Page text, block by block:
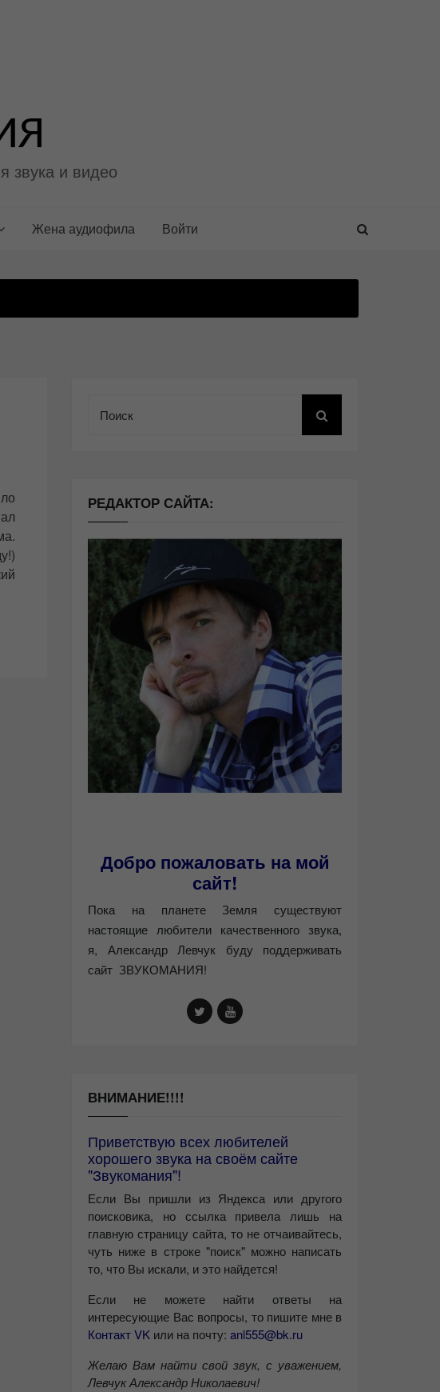
звука и видео
Жена аудиофила Войти
РЕДАКТОР САЙТА:
Добро пожаловать на мой
сайт!
Пока на планете Земля существуют
настоящие любители качественного звука,
я, Александр Левчук буду поддерживать
сайт ЗВУКОМАНИЯ!
ВНИМАНИЕ!!!!
Приветствую всех любителей
хорошего звука на своём сайте
"Звукомания"!
Если Вы пришли из Яндекса или другого
поисковика, но ссылка привела лишь на
главную страницу сайта, то не отчаивайтесь,
чуть ниже в строке "поиск" можно написать
то, что Вы искали, и это найдется!
Если не можете найти ответы на
интересующие Вас вопросы, то пишите мне в
Контакт VK или на почту: anl555@bk.ru
Желаю Вам найти свой звук, с уважением,
Левчук Александр Николаевич!